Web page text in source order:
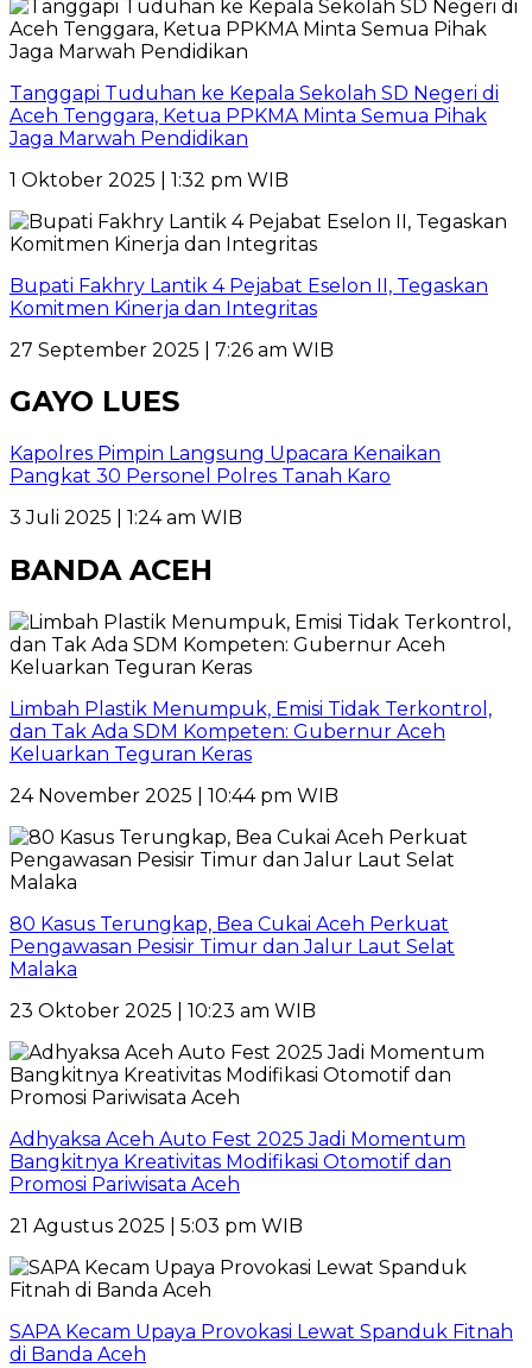
Tanggapi Tuduhan ke Kepala Sekolah SD Negeri di
Aceh Tenggara, Ketua PPKMA Minta Semua Pihak
Jaga Marwah Pendidikan
1 Oktober 2025 | 1:32 pm WIB
Bupati Fakhry Lantik 4 Pejabat Eselon II, Tegaskan
Komitmen Kinerja dan Integritas
27 September 2025 | 7:26 am WIB
GAYO LUES
Kapolres Pimpin Langsung Upacara Kenaikan
Pangkat 30 Personel Polres Tanah Karo
3 Juli 2025 | 1:24 am WIB
BANDA ACEH
Limbah Plastik Menumpuk, Emisi Tidak Terkontrol,
dan Tak Ada SDM Kompeten: Gubernur Aceh
Keluarkan Teguran Keras
24 November 2025 | 10:44 pm WIB
80 Kasus Terungkap, Bea Cukai Aceh Perkuat
Pengawasan Pesisir Timur dan Jalur Laut Selat
Malaka
23 Oktober 2025 | 10:23 am WIB
Adhyaksa Aceh Auto Fest 2025 Jadi Momentum
Bangkitnya Kreativitas Modifikasi Otomotif dan
Promosi Pariwisata Aceh
21 Agustus 2025 | 5:03 pm WIB
SAPA Kecam Upaya Provokasi Lewat Spanduk Fitnah
di Banda Aceh